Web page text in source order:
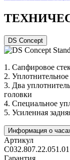
DS Concept
1. Сапфировое
2.
3. Два
головки
4. Специальное
5. Усиленная
Информация о
Артикул
C032.807.22.051.01